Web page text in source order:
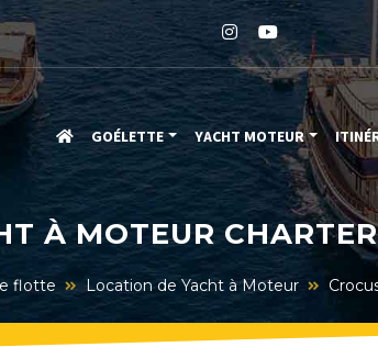
GOÉLETTE YACHT MOTEUR
À MOTEUR
flotte Location de Yacht à Moteur